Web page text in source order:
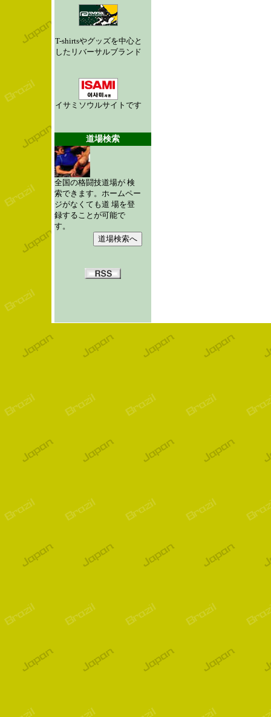
T-shirtsやグッズを中心と
したリバーサルブランド
イサミソウルサイトです
道場検索
全国の格闘技道場が 検
索できます。ホームペー
ジがなくても道 場を登
録することが可能で
す。